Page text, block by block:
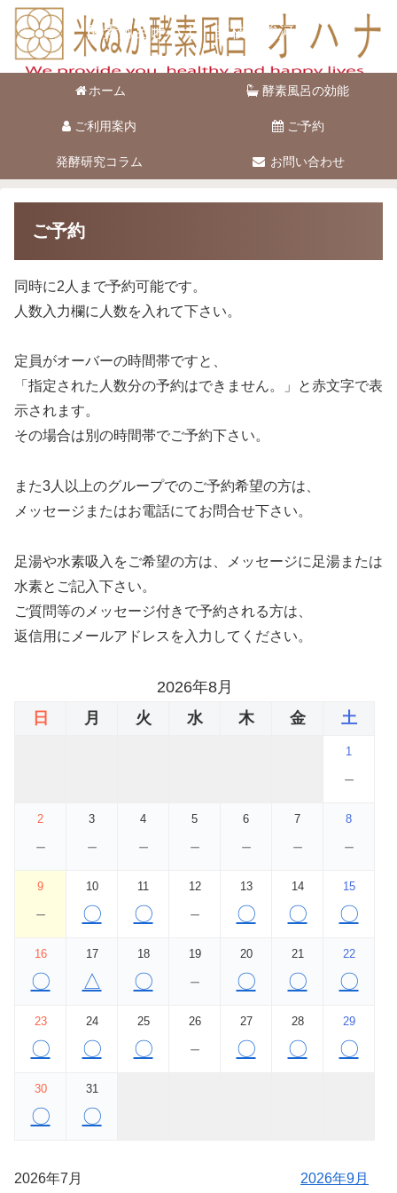
酵素風呂オハナ 藤枝市駿河台
ホーム 酵素風呂の効能
ご利用案内 ご予約
発酵研究コラム お問い合わせ
ご予約
同時に2人まで予約可能です。
人数入力欄に人数を入れて下さい。
定員がオーバーの時間帯ですと、
「指定された人数分の予約はできません。」と赤文字で表
示されます。
その場合は別の時間帯でご予約下さい。
また3人以上のグループでのご予約希望の方は、
メッセージまたはお電話にてお問合せ下さい。
足湯や水素吸入をご希望の方は、メッセージに足湯または
水素とご記入下さい。
ご質問等のメッセージ付きで予約される方は、
返信用にメールアドレスを入力してください。
2026年8月
日
月 火 水 木 金 土
1
－
2
－
3
－
4
－
5
－
6
－
7
－
8
－
9
－
10
〇
11
〇
12
－
13
〇
14
〇
15
〇
16
〇
17
△
18
〇
19
－
20
〇
21
〇
22
〇
23
〇
24
〇
25
〇
26
－
27
〇
28
〇
29
〇
30
〇
31
〇
2026年7月 2026年9月